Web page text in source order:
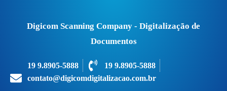
Digicom Scanning Company - Digitalização de
Documentos
19 9.8905-5888
19 9.8905-5888
contato@digicomdigitalizacao.com.br